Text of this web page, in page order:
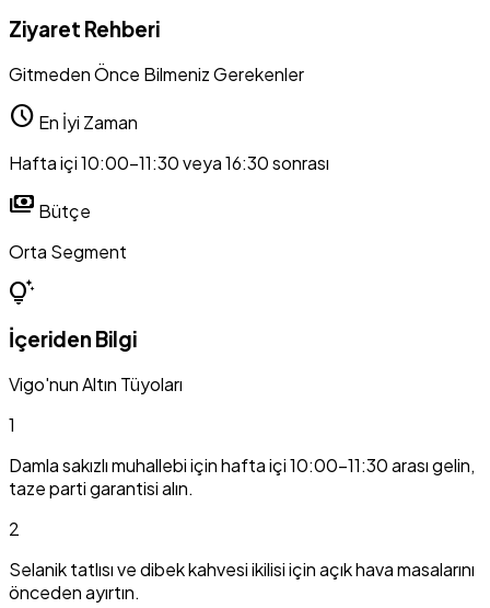
Ziyaret Rehberi
Gitmeden Önce Bilmeniz Gerekenler
schedule En İyi Zaman
Hafta içi 10:00-11:30 veya 16:30 sonrası
payments Bütçe
Orta Segment
tips_and_updates
İçeriden Bilgi
Vigo'nun Altın Tüyoları
1
Damla sakızlı muhallebi için hafta içi 10:00-11:30 arası gelin,
taze parti garantisi alın.
2
Selanik tatlısı ve dibek kahvesi ikilisi için açık hava masalarını
önceden ayırtın.